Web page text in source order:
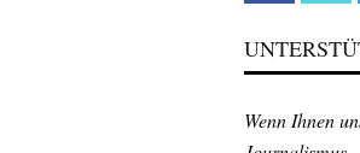
Wenn Ihnen